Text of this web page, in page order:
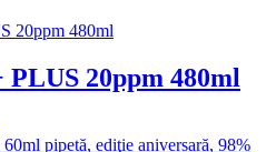
20ppm 480ml